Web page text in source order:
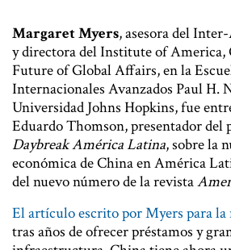
Margaret Myers, asesora del
y directora del Institute of America,
Future of Global Affairs, en la
Internacionales Avanzados Paul H.
Universidad Johns Hopkins, fue
Eduardo Thomson, presentador del
Daybreak América Latina, sobre la
económica de China en América
del nuevo número de la revista
El artículo escrito por Myers para la
tras años de ofrecer préstamos y